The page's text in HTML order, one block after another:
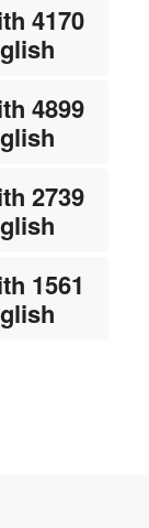
4170
4899
2739
1561